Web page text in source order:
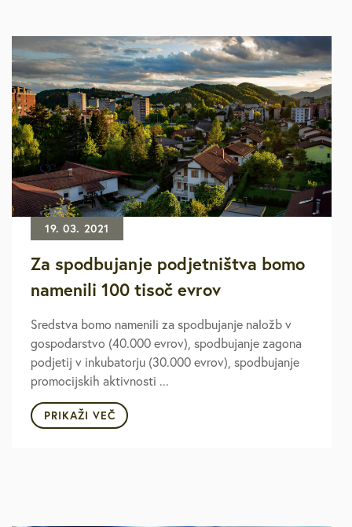
19. 03. 2021
Za spodbujanje podjetništva bomo
namenili 100 tisoč evrov
Sredstva bomo namenili za spodbujanje naložb v
gospodarstvo (40.000 evrov), spodbujanje zagona
podjetij v inkubatorju (30.000 evrov), spodbujanje
promocijskih aktivnosti ...
PRIKAŽI VEČ